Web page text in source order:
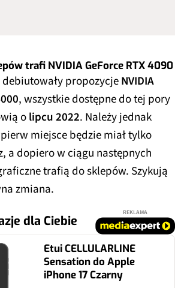
trafi NVIDIA GeForce RTX 4090
propozycjeNVIDIA
, wszystkie dostępne do tej pory
olipcu 2022. Należy jednak
miejsce będzie miał tylko
a dopiero w ciągu następnych
trafią do sklepów. Szykują
zmiana.
dla Ciebie
REKLAMA
Etui CELLULARLINE
Sensation do Apple
iPhone 17 Czarny